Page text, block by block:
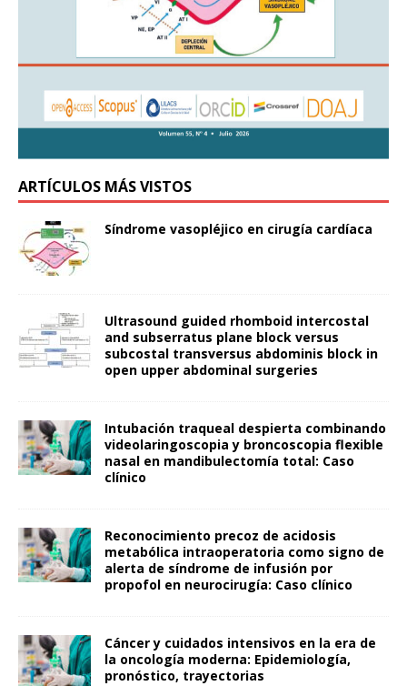
ARTÍCULOS MÁS VISTOS
Síndrome vasopléjico en cirugía cardíaca
Ultrasound guided rhomboid intercostal
and subserratus plane block versus
subcostal transversus abdominis block in
open upper abdominal surgeries
Intubación traqueal despierta combinando
videolaringoscopia y broncoscopia flexible
nasal en mandibulectomía total: Caso
clínico
Reconocimiento precoz de acidosis
metabólica intraoperatoria como signo de
alerta de síndrome de infusión por
propofol en neurocirugía: Caso clínico
Cáncer y cuidados intensivos en la era de
la oncología moderna: Epidemiología,
pronóstico, trayectorias